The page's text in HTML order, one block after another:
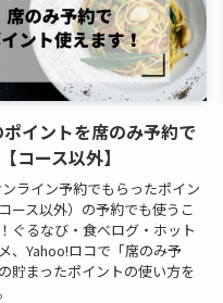
イントを席のみ予約で
コース以外】
ライン予約でもらったポイン
ース以外）の予約でも使うこ
ぐるなび・食べログ・ホット
、Yahoo!ロコで「席のみ予
貯まったポイントの使い方を